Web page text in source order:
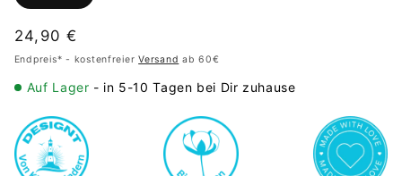
Normaler
Preis
24,90 €
Endpreis* - kostenfreierVersand ab 60€
Auf Lager - in 5-10 Tagen bei Dir zuhause